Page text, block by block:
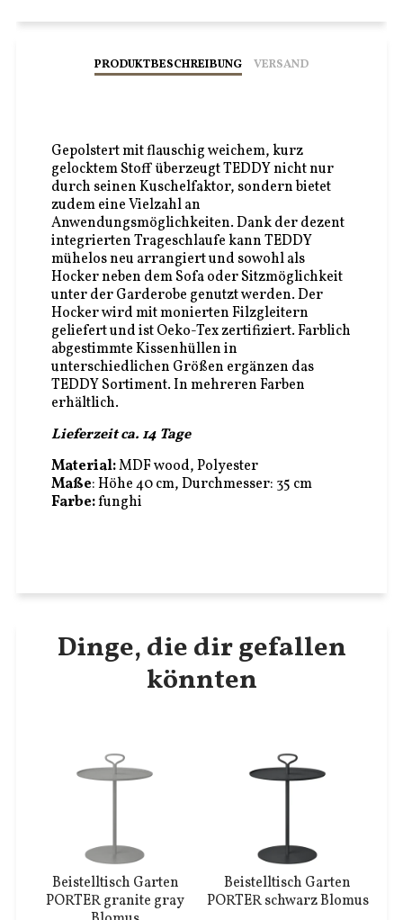
Facebook
Twitter
Pinterest
PRODUKTBESCHREIBUNG VERSAND
Gepolstert mit flauschig weichem, kurz
gelocktem Stoff überzeugt TEDDY nicht nur
durch seinen Kuschelfaktor, sondern bietet
zudem eine Vielzahl an
Anwendungsmöglichkeiten. Dank der dezent
integrierten Trageschlaufe kann TEDDY
mühelos neu arrangiert und sowohl als
Hocker neben dem Sofa oder Sitzmöglichkeit
unter der Garderobe genutzt werden. Der
Hocker wird mit monierten Filzgleitern
geliefert und ist Oeko-Tex zertifiziert. Farblich
abgestimmte Kissenhüllen in
unterschiedlichen Größen ergänzen das
TEDDY Sortiment. In mehreren Farben
erhältlich.
Lieferzeit ca. 14 Tage
Material:MDF wood, Polyester
Maße: Höhe 40 cm, Durchmesser: 35 cm
Farbe:funghi
Dinge, die dir gefallen
könnten
Beistelltisch Garten
PORTER granite gray
Beistelltisch Garten
PORTER schwarz Blomus